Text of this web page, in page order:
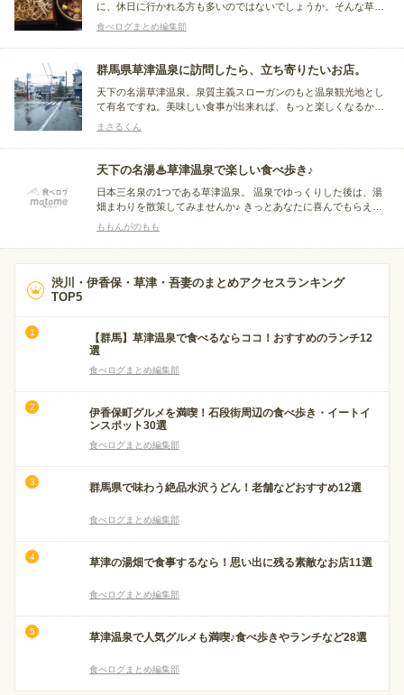
に、休日に行かれる方も多いのではないでしょうか。そんな草津
では、温泉地らしい和食ランチを食べて、観光気分を満喫するの
がおすすめです。そばはもちろん、とんかつや生姜焼き定食のお
店など、草津温泉で和食ランチが楽しめるお店をまとめました！
食べログまとめ編集部
群馬県草津温泉に訪問したら、立ち寄りたいお店。
天下の名湯草津温泉。泉質主義スローガンのもと温泉観光地とし
て有名ですね。美味しい食事が出来れば、もっと楽しくなるかと
思いまとめてみました。
まさるくん
天下の名湯♨草津温泉で楽しい食べ歩き♪
日本三名泉の1つである草津温泉。 温泉でゆっくりした後は、湯
畑まわりを散策してみませんか♪ きっとあなたに喜んでもらえる
お店が見つかるはずです。
ももんがのもも
渋川・伊香保・草津・吾妻のまとめアクセスランキング
TOP5
【群馬】草津温泉で食べるならココ！おすすめのランチ12
選
食べログまとめ編集部
伊香保町グルメを満喫！石段街周辺の食べ歩き・イートイ
ンスポット30選
食べログまとめ編集部
群馬県で味わう絶品水沢うどん！老舗などおすすめ12選
食べログまとめ編集部
草津の湯畑で食事するなら！思い出に残る素敵なお店11選
食べログまとめ編集部
草津温泉で人気グルメも満喫♪食べ歩きやランチなど28選
食べログまとめ編集部